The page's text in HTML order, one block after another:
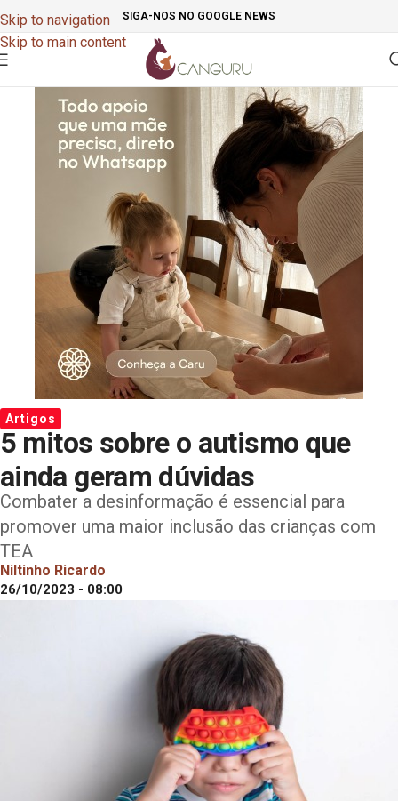
Skip to navigation
Skip to main content
SIGA-NOS NO GOOGLE NEWS
Artigos
5 mitos sobre o autismo que
ainda geram dúvidas
Combater a desinformação é essencial para
promover uma maior inclusão das crianças com
TEA
Niltinho Ricardo
26/10/2023 - 08:00